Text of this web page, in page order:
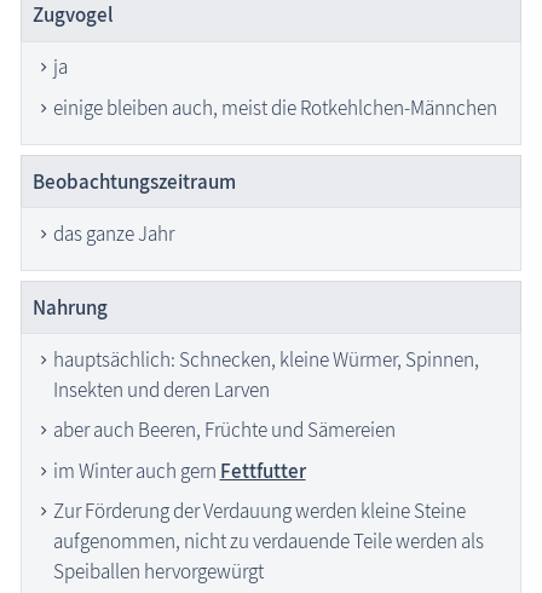
Zugvogel
ja
einige bleiben auch, meist die Rotkehlchen-Männchen
Beobachtungszeitraum
das ganze Jahr
Nahrung
hauptsächlich: Schnecken, kleine Würmer, Spinnen,
Insekten und deren Larven
aber auch Beeren, Früchte und Sämereien
im Winter auch gern Fettfutter
Zur Förderung der Verdauung werden kleine Steine
aufgenommen, nicht zu verdauende Teile werden als
Speiballen hervorgewürgt